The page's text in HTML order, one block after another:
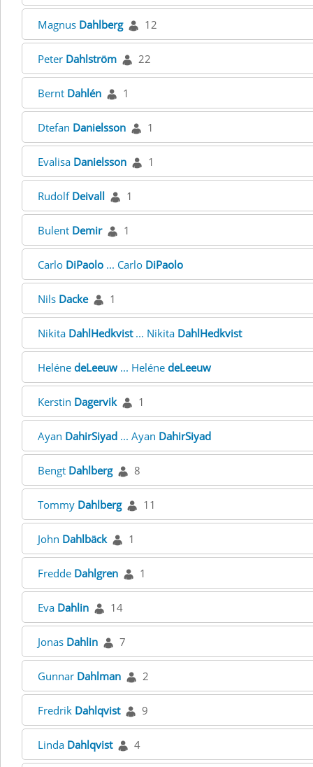
Magnus Dahlberg 12
Peter Dahlström 22
Bernt Dahlén 1
Dtefan Danielsson 1
Evalisa Danielsson 1
Rudolf Deivall 1
Bulent Demir 1
Carlo DiPaolo ... Carlo DiPaolo
Nils Dacke 1
Nikita DahlHedkvist... Nikita DahlHedkvist
Heléne deLeeuw ... Heléne deLeeuw
Kerstin Dagervik 1
Ayan DahirSiyad ... Ayan DahirSiyad
Bengt Dahlberg 8
Tommy Dahlberg 11
John Dahlbäck 1
Fredde Dahlgren 1
Eva Dahlin 14
Jonas Dahlin 7
Gunnar Dahlman 2
Fredrik Dahlqvist 9
Linda Dahlqvist 4